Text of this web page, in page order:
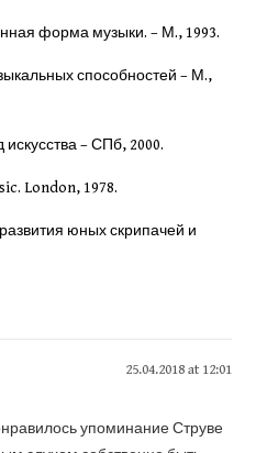
форма музыки. – М., 1993.
способностей – М.,
– СПб, 2000.
London, 1978.
юных скрипачей и
25.04.2018 at 12:01
упоминание Струве